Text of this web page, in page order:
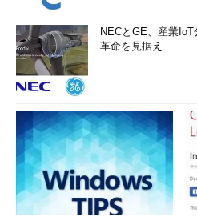
NECとGE、産業
革命を見据え